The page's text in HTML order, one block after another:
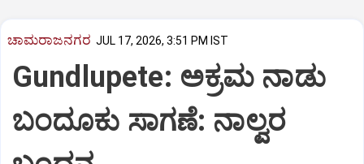
ಚಾಮರಾಜನಗರ JUL 17, 2026, 3:51 PM IST
Gundlupete: ಅಕ್ರಮ ನಾಡು
ಬಂದೂಕು ಸಾಗಣೆ: ನಾಲ್ವರ